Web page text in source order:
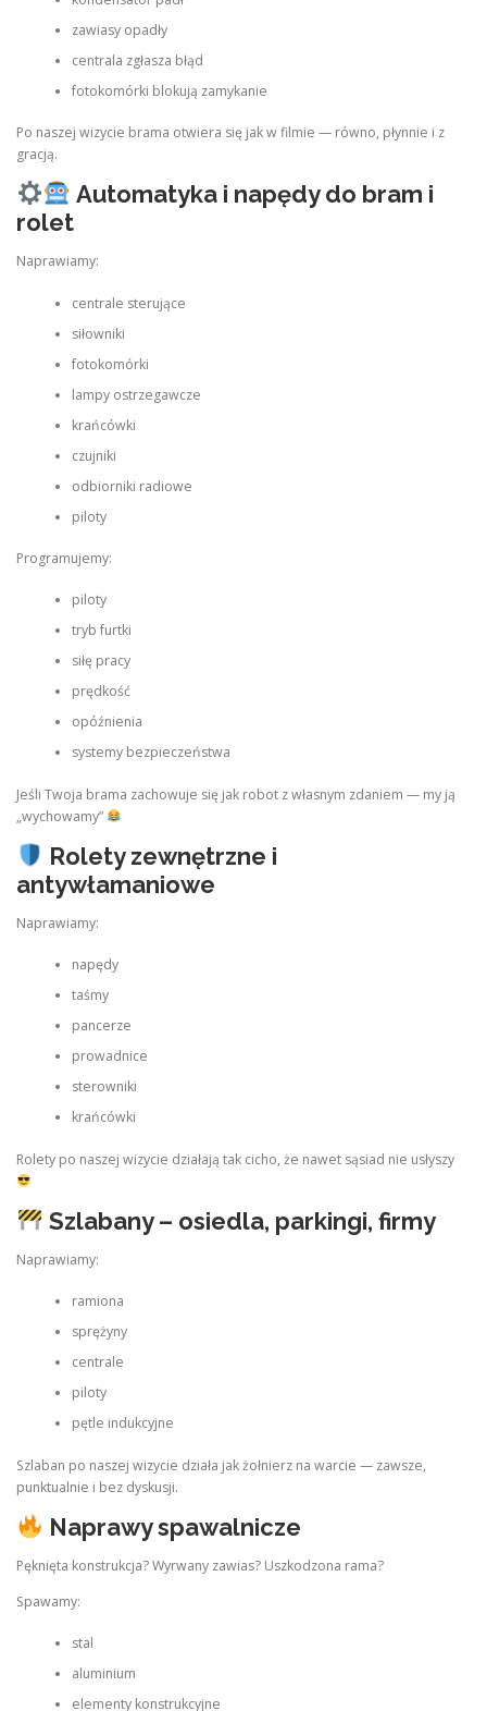
zawiasy opadły
centrala zgłasza błąd
fotokomórki blokują zamykanie
Po naszej wizycie brama otwiera się jak w filmie — równo, płynnie i z
gracją.
Automatyka i napędy do bram i
rolet
Naprawiamy:
centrale sterujące
siłowniki
fotokomórki
lampy ostrzegawcze
krańcówki
czujniki
odbiorniki radiowe
piloty
Programujemy:
piloty
tryb furtki
siłę pracy
prędkość
opóźnienia
systemy bezpieczeństwa
Jeśli Twoja brama zachowuje się jak robot z własnym zdaniem — my ją
„wychowamy”
Rolety zewnętrzne i
antywłamaniowe
Naprawiamy:
napędy
taśmy
pancerze
prowadnice
sterowniki
krańcówki
Rolety po naszej wizycie działają tak cicho, że nawet sąsiad nie usłyszy
Szlabany – osiedla, parkingi, firmy
Naprawiamy:
ramiona
sprężyny
centrale
piloty
pętle indukcyjne
Szlaban po naszej wizycie działa jak żołnierz na warcie — zawsze,
punktualnie i bez dyskusji.
Naprawy spawalnicze
Pęknięta konstrukcja? Wyrwany zawias? Uszkodzona rama?
Spawamy:
stal
aluminium
elementy konstrukcyjne